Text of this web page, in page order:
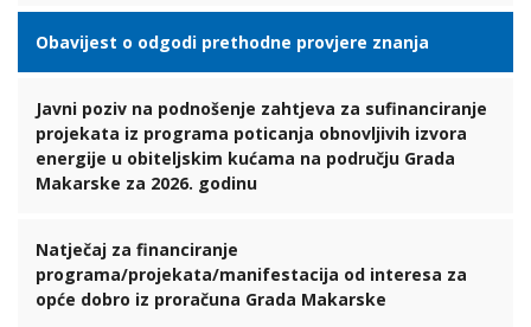
Obavijest o odgodi prethodne provjere znanja
Javni poziv na podnošenje zahtjeva za sufinanciranje
projekata iz programa poticanja obnovljivih izvora
energije u obiteljskim kućama na području Grada
Makarske za 2026. godinu
Natječaj za financiranje
programa/projekata/manifestacija od interesa za
opće dobro iz proračuna Grada Makarske